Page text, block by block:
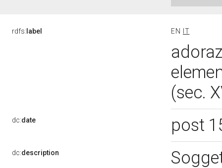
rdfs: label EN IT
(sec.
dc:date post
dc:description